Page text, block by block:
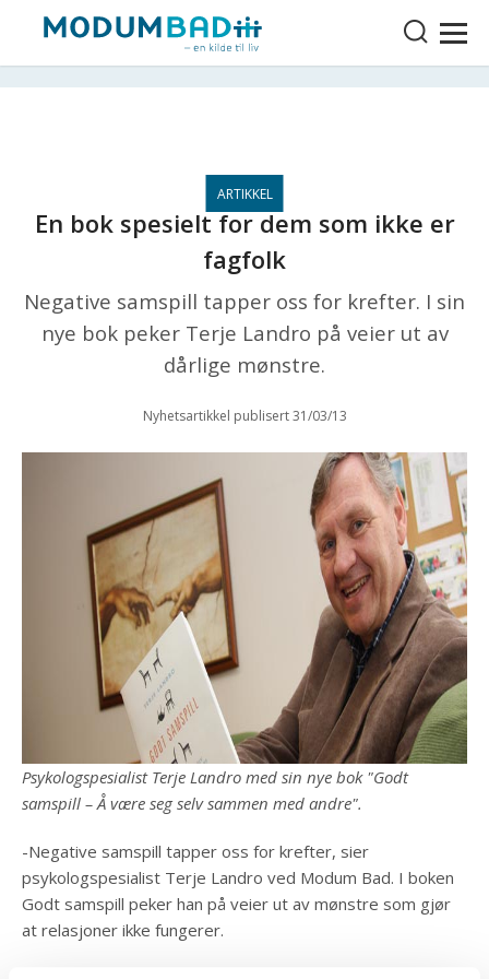
En bok spesielt for dem som ikke er
fagfolk
Negative samspill tapper oss for krefter. I sin
nye bok peker Terje Landro på veier ut av
dårlige mønstre.
Nyhetsartikkel publisert 31/03/13
Psykologspesialist Terje Landro med sin nye bok "Godt
samspill – Å være seg selv sammen med andre".
-Negative samspill tapper oss for krefter, sier
psykologspesialist Terje Landro ved Modum Bad. I boken
Godt samspill peker han på veier ut av mønstre som gjør
at relasjoner ikke fungerer.